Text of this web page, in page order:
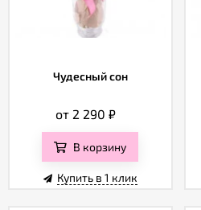
Чудесный сон
от 2 290 ₽
В корзину
Купить в 1 клик